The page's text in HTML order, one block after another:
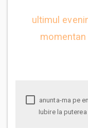
ultimul
Iubire la